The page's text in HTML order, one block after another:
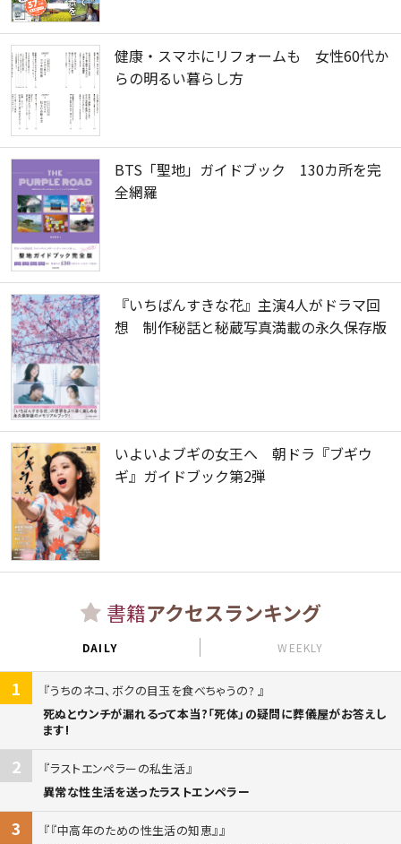
健康・スマホにリフォームも 女性60代か
らの明るい暮らし方
BTS「聖地」ガイドブック 130カ所を完
全網羅
『いちばんすきな花』主演4人がドラマ回
想 制作秘話と秘蔵写真満載の永久保存版
いよいよブギの女王へ 朝ドラ『ブギウ
ギ』ガイドブック第2弾
書籍アクセスランキング
DAILY WEEKLY
1
うちのネコ、ボクの目玉を食べちゃうの?
死ぬとウンチが漏れるって本当?「死体」の疑問に葬儀屋がお答えし
ます!
2
ラストエンペラーの私生活
異常な性生活を送ったラストエンペラー
3
『中高年のための性生活の知恵』